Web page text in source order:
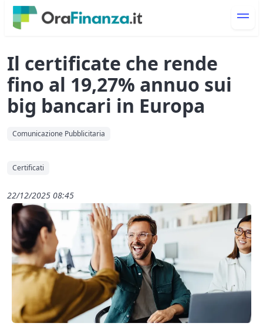
Il certificate che rende
fino al 19,27% annuo sui
big bancari in Europa
Comunicazione Pubblicitaria
Certificati
22/12/2025 08:45